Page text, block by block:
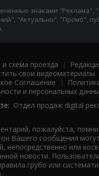
знаками "Реклама",
"Актуально", "Промо",
схема проезда |
свои видеоматериалы
Соглашение |
и персональных
Отдел продаж digital
пожалуйста,
Вашего сообщения
непосредственно или
новости.
грубо или